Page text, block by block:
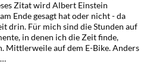
Zitat wird Albert Einstein
Ende gesagt hat oder nicht - da
drin. Für mich sind die Stunden auf
in denen ich die Zeit finde,
Mittlerweile auf dem E-Bike. Anders